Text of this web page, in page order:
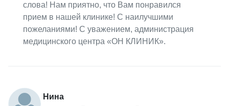
слова! Нам приятно, что Вам понравился
прием в нашей клинике! С наилучшими
пожеланиями! С уважением, администрация
медицинского центра «ОН КЛИНИК».
Нина